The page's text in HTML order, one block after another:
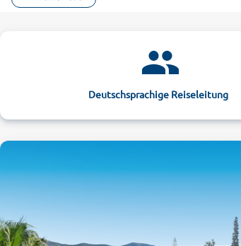
Das passende Hotel buchen Sie einfach online.
Rund um Elounda: vom Hotel
Nur etwa 10 Kilometer von Ihrem Hotel in
Dieser ist durch einen Kanal direkt mit dem
diesem soll die göttliche Speise Ambrosia serviert
Deutschsprachige Reiseleitung